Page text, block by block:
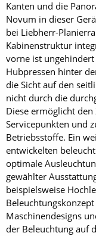
Kanten und die
Novum in dieser
bei Liebherr-
Kabinenstruktur
vorne ist
Hubpressen hinter
die Sicht auf den
nicht durch die
Diese ermöglicht den
Servicepunkten und
Betriebsstoffe. Ein
entwickelten
optimale
gewählter
beispielsweise
Maschinendesigns
der Beleuchtung auf